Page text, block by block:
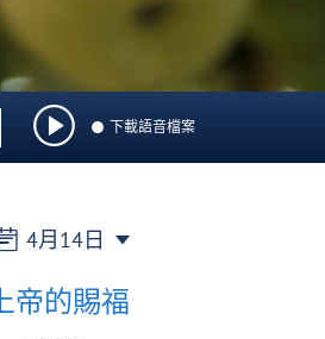
下載語音檔案
0:00/ 0:00
4月14日
上帝的賜福